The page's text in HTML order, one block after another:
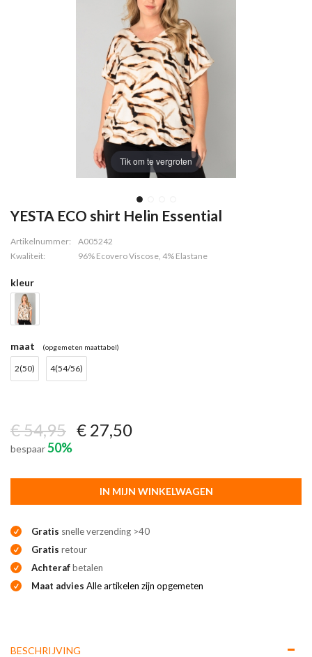
Tik om te vergroten
YESTA ECO shirt Helin Essential
Artikelnummer:
A005242
Kwaliteit:
96% Ecovero Viscose, 4% Elastane
kleur
maat (opgemeten maattabel)
2(50) 4(54/56)
€ 54,95 € 27,50
bespaar50%
IN MIJN WINKELWAGEN
Gratis snelle verzending >40
Gratis retour
Achterafbetalen
Maat advies Alle artikelen zijn opgemeten
BESCHRIJVING